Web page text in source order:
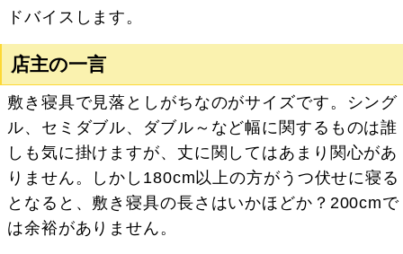
ドバイスします。
店主の一言
敷き寝具で見落としがちなのがサイズです。シング
ル、セミダブル、ダブル～など幅に関するものは誰
しも気に掛けますが、丈に関してはあまり関心があ
りません。しかし180cm以上の方がうつ伏せに寝る
となると、敷き寝具の長さはいかほどか？200cmで
は余裕がありません。